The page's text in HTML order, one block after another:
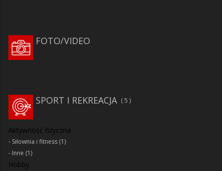
FOTO/VIDEO
SPORT I REKREACJA 5
Aktywność fizyczna
Siłownia i fitness (1)
Inne (1)
Hobby